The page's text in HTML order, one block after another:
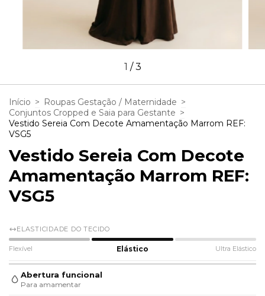
1 /3
Início > Roupas Gestação / Maternidade >
Conjuntos Cropped e Saia para Gestante >
Vestido Sereia Com Decote Amamentação Marrom REF:
VSG5
Vestido Sereia Com Decote
Amamentação Marrom REF:
VSG5
ELASTICIDADE DO TECIDO
Flexível Elástico Ultra Elástico
Abertura funcional
Para amamentar